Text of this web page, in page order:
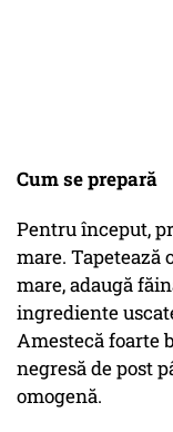
Cum se prepară
Pentru început,
mare. Tapetează
mare, adaugă
ingrediente
Amestecă foarte
negresă de post
omogenă.